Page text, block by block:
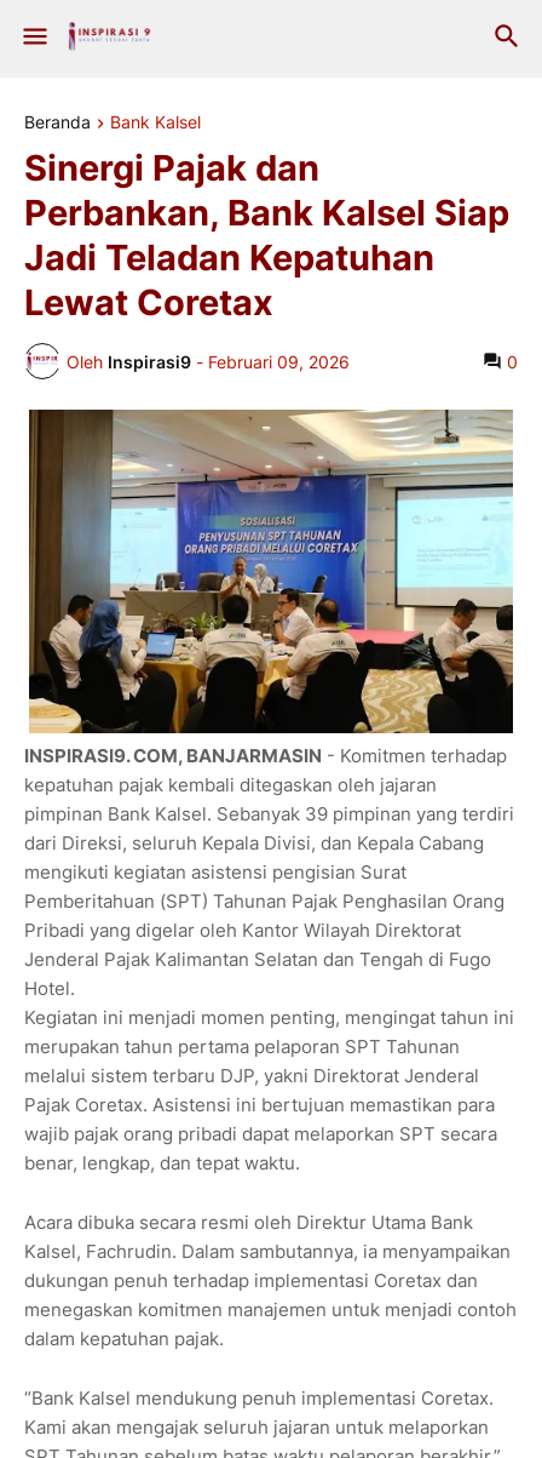
Beranda Bank Kalsel
Sinergi Pajak dan
Perbankan, Bank Kalsel Siap
Jadi Teladan Kepatuhan
Lewat Coretax
Oleh Inspirasi9 - Februari 09, 2026 0
INSPIRASI9. COM, BANJARMASIN - Komitmen terhadap
kepatuhan pajak kembali ditegaskan oleh jajaran
pimpinan Bank Kalsel. Sebanyak 39 pimpinan yang terdiri
dari Direksi, seluruh Kepala Divisi, dan Kepala Cabang
mengikuti kegiatan asistensi pengisian Surat
Pemberitahuan (SPT) Tahunan Pajak Penghasilan Orang
Pribadi yang digelar oleh Kantor Wilayah Direktorat
Jenderal Pajak Kalimantan Selatan dan Tengah di Fugo
Hotel.
Kegiatan ini menjadi momen penting, mengingat tahun ini
merupakan tahun pertama pelaporan SPT Tahunan
melalui sistem terbaru DJP, yakni Direktorat Jenderal
Pajak Coretax. Asistensi ini bertujuan memastikan para
wajib pajak orang pribadi dapat melaporkan SPT secara
benar, lengkap, dan tepat waktu.
Acara dibuka secara resmi oleh Direktur Utama Bank
Kalsel, Fachrudin. Dalam sambutannya, ia menyampaikan
dukungan penuh terhadap implementasi Coretax dan
menegaskan komitmen manajemen untuk menjadi contoh
dalam kepatuhan pajak.
“Bank Kalsel mendukung penuh implementasi Coretax.
Kami akan mengajak seluruh jajaran untuk melaporkan